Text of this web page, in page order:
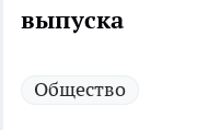
выпуска
Общество